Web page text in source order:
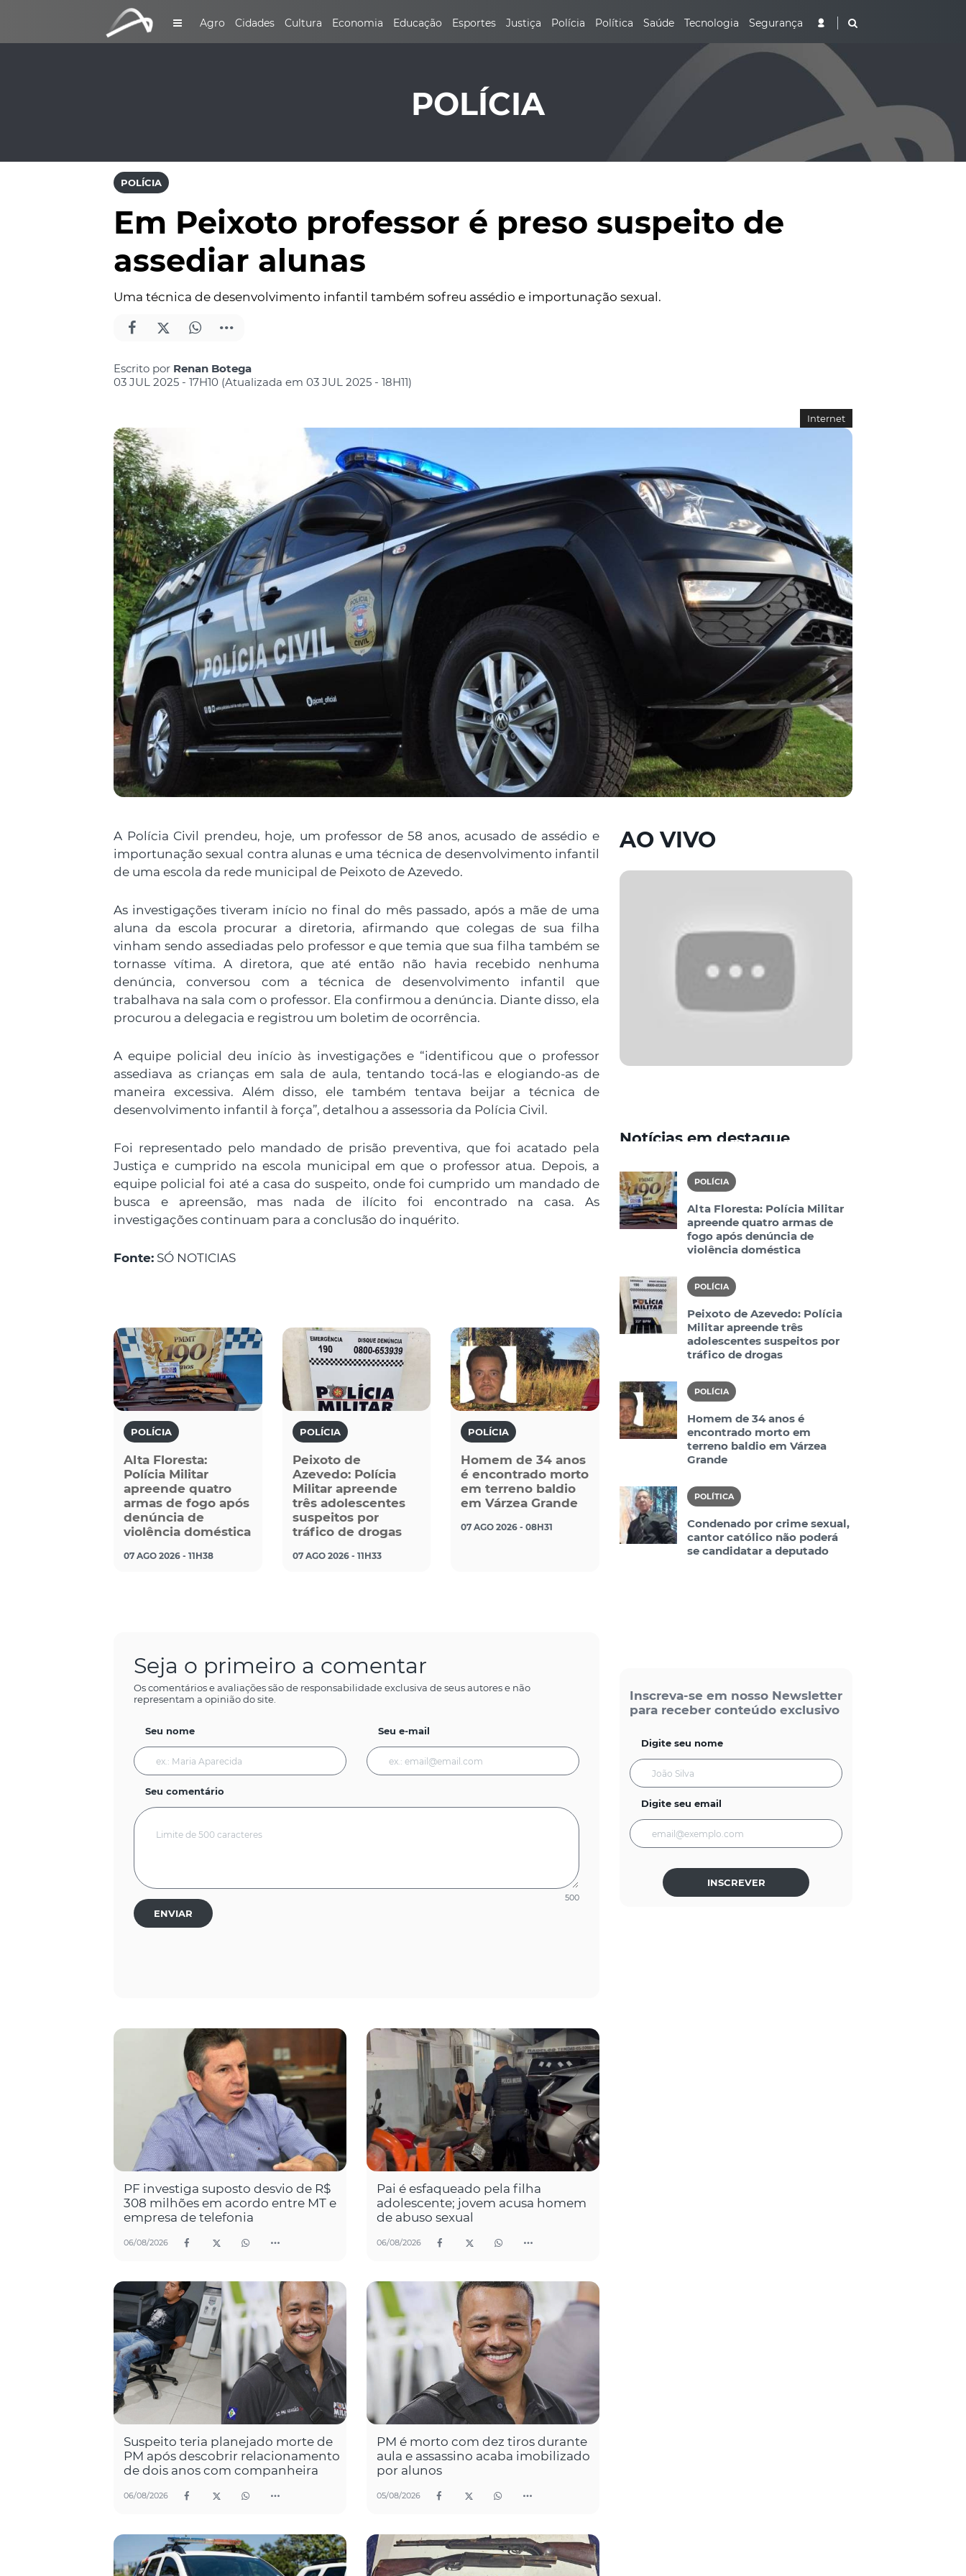
Agro Cidades Cultura Economia Educação Esportes Justiça Polícia Política Saúde Tecnologia Segurança
POLÍCIA
POLÍCIA
Em Peixoto professor é preso suspeito de
assediar alunas
Uma técnica de desenvolvimento infantil também sofreu assédio e importunação sexual.
Escrito por Renan Botega
03 JUL 2025 - 17H10 (Atualizada em 03 JUL 2025 - 18H11)
Internet
A Polícia Civil prendeu, hoje, um professor de 58 anos, acusado de assédio e
importunação sexual contra alunas e uma técnica de desenvolvimento infantil
de uma escola da rede municipal de Peixoto de Azevedo.
As investigações tiveram início no final do mês passado, após a mãe de uma
aluna da escola procurar a diretoria, afirmando que colegas de sua filha
vinham sendo assediadas pelo professor e que temia que sua filha também se
tornasse vítima. A diretora, que até então não havia recebido nenhuma
denúncia, conversou com a técnica de desenvolvimento infantil que
trabalhava na sala com o professor. Ela confirmou a denúncia. Diante disso, ela
procurou a delegacia e registrou um boletim de ocorrência.
A equipe policial deu início às investigações e “identificou que o professor
assediava as crianças em sala de aula, tentando tocá-las e elogiando-as de
maneira excessiva. Além disso, ele também tentava beijar a técnica de
desenvolvimento infantil à força”, detalhou a assessoria da Polícia Civil.
Foi representado pelo mandado de prisão preventiva, que foi acatado pela
Justiça e cumprido na escola municipal em que o professor atua. Depois, a
equipe policial foi até a casa do suspeito, onde foi cumprido um mandado de
busca e apreensão, mas nada de ilícito foi encontrado na casa. As
investigações continuam para a conclusão do inquérito.
Fonte: SÓ NOTICIAS
POLÍCIA
Alta Floresta:
Polícia Militar
apreende quatro
armas de fogo após
denúncia de
violência doméstica
07 AGO 2026 - 11H38
POLÍCIA
Peixoto de
Azevedo: Polícia
Militar apreende
três adolescentes
suspeitos por
tráfico de drogas
07 AGO 2026 - 11H33
POLÍCIA
Homem de 34 anos
é encontrado morto
em terreno baldio
em Várzea Grande
07 AGO 2026 - 08H31
Seja o primeiro a comentar
Os comentários e avaliações são de responsabilidade exclusiva de seus autores e não
representam a opinião do site.
Seu nome Seu e-mail
Seu comentário
500
ENVIAR
PF investiga suposto desvio de R$
308 milhões em acordo entre MT e
empresa de telefonia
06/08/2026
Pai é esfaqueado pela filha
adolescente; jovem acusa homem
de abuso sexual
06/08/2026
Suspeito teria planejado morte de
PM após descobrir relacionamento
de dois anos com companheira
06/08/2026
PM é morto com dez tiros durante
aula e assassino acaba imobilizado
por alunos
05/08/2026
AO VIVO
POLÍCIA
Alta Floresta: Polícia Militar
apreende quatro armas de
fogo após denúncia de
violência doméstica
POLÍCIA
Peixoto de Azevedo: Polícia
Militar apreende três
adolescentes suspeitos por
tráfico de drogas
POLÍCIA
Homem de 34 anos é
encontrado morto em
terreno baldio em Várzea
Grande
POLÍTICA
Condenado por crime sexual,
cantor católico não poderá
se candidatar a deputado
Inscreva-se em nosso Newsletter
para receber conteúdo exclusivo
Digite seu nome
Digite seu email
INSCREVER
Notícias em destaque